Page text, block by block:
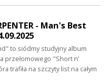
- Man's Best
to siódmy studyjny album
przełomowego "Short n’
trafiła na szczyty list na całym